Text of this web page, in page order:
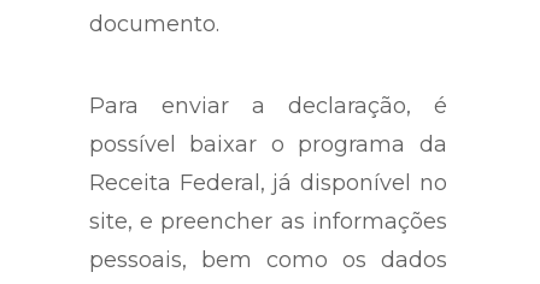
documento.
Para enviar a declaração, é
possível baixar o programa da
Receita Federal, já disponível no
site, e preencher as informações
pessoais, bem como os dados